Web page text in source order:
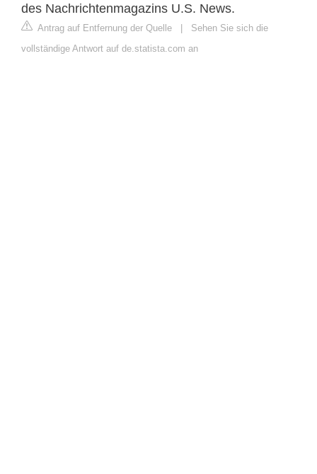
des Nachrichtenmagazins U.S. News.
Antrag auf Entfernung der Quelle | Sehen Sie sich die
vollständige Antwort auf de.statista.com an